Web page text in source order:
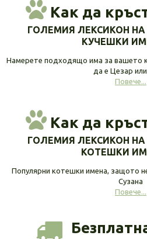
Как да
ГОЛЕМИЯ ЛЕКСИКОН
КУЧЕШКИ
Намерете подходящо има за вашето
да е Цезар
Повече...
Как да
ГОЛЕМИЯ ЛЕКСИКОН
КОТЕШКИ
Популярни котешки имена, защото
Сузана
Повече...